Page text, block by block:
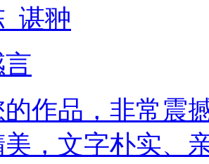
谌翀
作品，非常震
，文字朴实、